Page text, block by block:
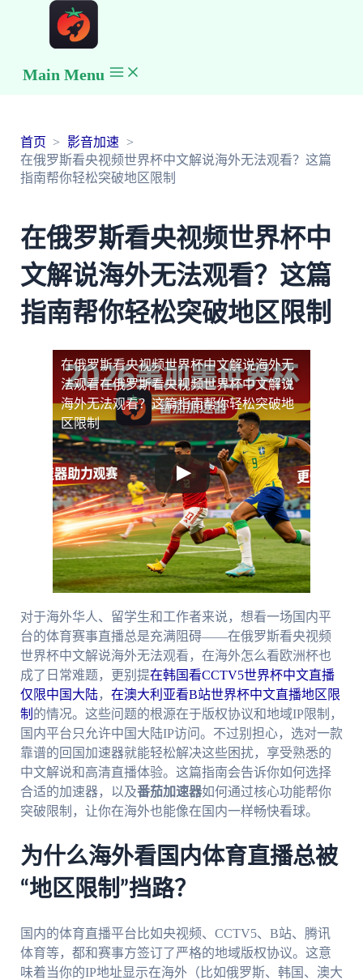
Main Menu
首页
影音加速
在俄罗斯看央视频世界杯中文解说海外无法观看？这篇
指南帮你轻松突破地区限制
在俄罗斯看央视频世界杯中
文解说海外无法观看？这篇
指南帮你轻松突破地区限制
在俄罗斯看央视频世界杯中文解说海外无
法观看在俄罗斯看央视频世界杯中文解说
海外无法观看？这篇指南帮你轻松突破地
区限制
对于海外华人、留学生和工作者来说，想看一场国内平
台的体育赛事直播总是充满阻碍——在俄罗斯看央视频
世界杯中文解说海外无法观看，在海外怎么看欧洲杯也
成了日常难题，更别提在韩国看CCTV5世界杯中文直播
仅限中国大陆， 在澳大利亚看B站世界杯中文直播地区限
制 的情况。这些问题的根源在于版权协议和地域IP限制，
国内平台只允许中国大陆IP访问。不过别担心，选对一款
靠谱的回国加速器就能轻松解决这些困扰，享受熟悉的
中文解说和高清直播体验。这篇指南会告诉你如何选择
合适的加速器，以及番茄加速器如何通过核心功能帮你
突破限制，让你在海外也能像在国内一样畅快看球。
为什么海外看国内体育直播总被
“地区限制”挡路？
国内的体育直播平台比如央视频、CCTV5、B站、腾讯
体育等，都和赛事方签订了严格的地域版权协议。这意
味着当你的IP地址显示在海外（比如俄罗斯、韩国、澳大